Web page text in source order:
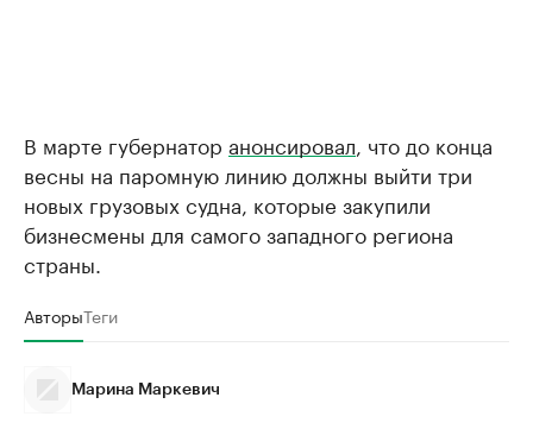
В марте губернатор анонсировал , что до конца
весны на паромную линию должны выйти три
новых грузовых судна, которые закупили
бизнесмены для самого западного региона
страны.
АвторыТеги
Марина Маркевич